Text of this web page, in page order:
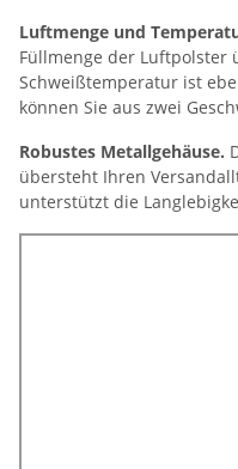
Luftmenge und
Füllmenge der Luftpolster
Schweißtemperatur ist
können Sie aus zwei
Robustes Metallgehäuse.
übersteht Ihren
unterstützt die